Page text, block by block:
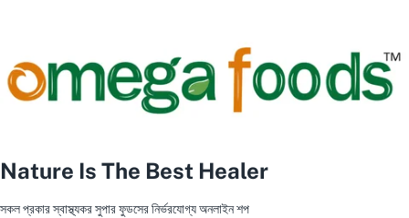
Nature Is The Best Healer
সকল প্রকার স্বাস্থ্যকর সুপার ফুডসের নির্ভরযোগ্য অনলাইন শপ